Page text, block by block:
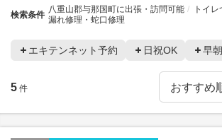
検索条件
八重山郡与那国町に出張・訪問可能
トイ
漏れ修理・蛇口修理
エキテンネット予約 日祝OK 早
5 件